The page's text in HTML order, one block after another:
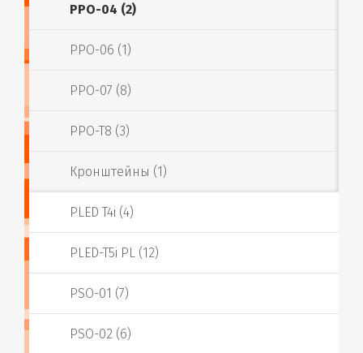
PPO-04 (2)
PPO-06 (1)
PPO-07 (8)
PPO-T8 (3)
Кронштейны (1)
PLED T4i (4)
PLED-T5i PL (12)
PSO-01 (7)
PSO-02 (6)